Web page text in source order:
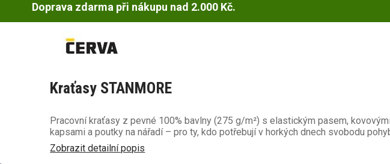
Doprava zdarma při nákupu nad 2.000 Kč.
Kraťasy STANMORE
Pracovní kraťasy z pevné 100% bavlny (275 g/m²) s elastickým pasem,
kapsami a poutky na nářadí – pro ty, kdo potřebují v horkých dnech svobodu
Zobrazit detailní popis